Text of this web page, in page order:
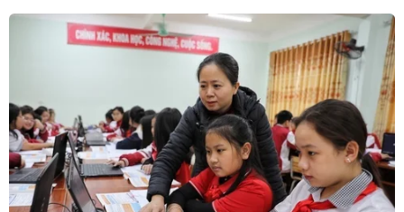
CƠ QUAN CHỦ QUẢN: THÔNG TẤN XÃ VIỆT NAM
Tổng Biên tập: TRẦN TIẾN DUẨN
Phó Tổng Biên tập: NGUYỄN THỊ TÁM, KHÚC THANH
THỦY